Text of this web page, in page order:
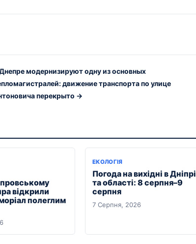
модернизируют одну из основных
движение транспорта по улице
перекрыто →
відкрили
полеглим
ЕКОЛОГІЯ
Погода на вихідні в Дніпрі
та області: 8 серпня–9
серпня
7 Серпня, 2026